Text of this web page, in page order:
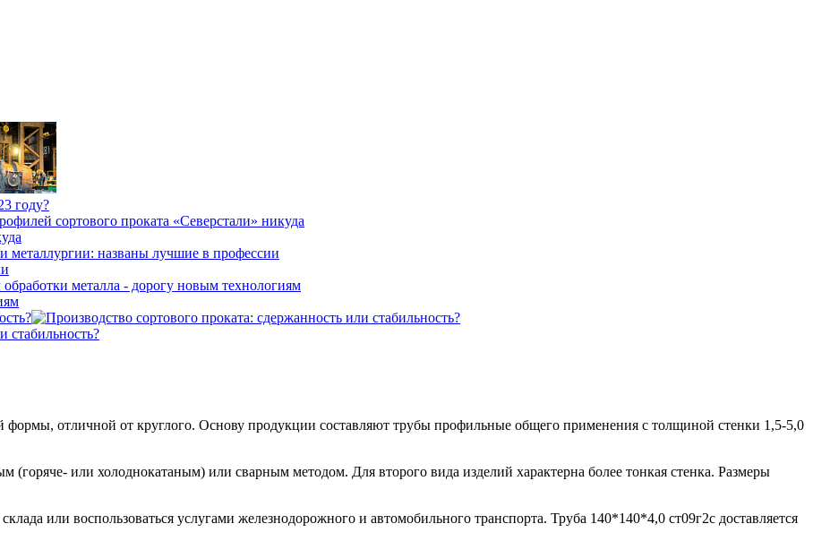
году?
стабильность?
отличной от круглого. Основу продукции составляют трубы профильные общего применения с толщиной стенки 1,5-5,0
или холоднокатаным) или сварным методом. Для второго вида изделий характерна более тонкая стенка. Размеры
или воспользоваться услугами железнодорожного и автомобильного транспорта. Труба 140*140*4,0 ст09г2с доставляется